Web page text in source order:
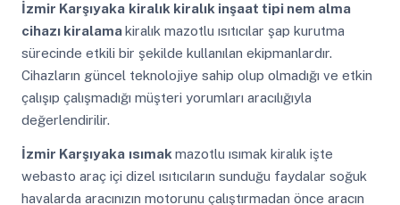
İzmir Karşıyaka kiralık kiralık inşaat tipi nem alma
cihazı kiralamakiralık mazotlu ısıtıcılar şap kurutma
sürecinde etkili bir şekilde kullanılan ekipmanlardır.
Cihazların güncel teknolojiye sahip olup olmadığı ve etkin
çalışıp çalışmadığı müşteri yorumları aracılığıyla
değerlendirilir.
İzmir Karşıyaka ısımak mazotlu ısımak kiralık işte
webasto araç içi dizel ısıtıcıların sunduğu faydalar soğuk
havalarda aracınızın motorunu çalıştırmadan önce aracın